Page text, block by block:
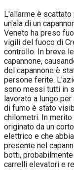
L'allarme è
un'ala di un
Veneto ha preso
vigili del fuoco di
controllo. In breve
capannone,
del capannone è
persone ferite.
sono messi tutti in
lavorato a lungo
di fumo è stato
chilometri. In
originato da un
elettrico e che
presente nel
botti,
carrelli elevatori e